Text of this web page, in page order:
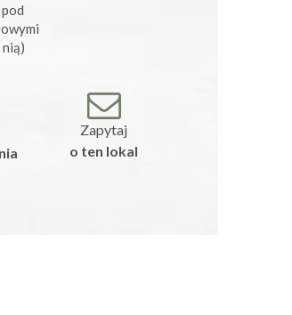
nią)
Zapytaj
o ten lokal